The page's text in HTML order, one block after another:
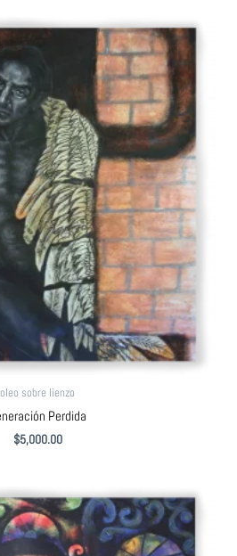
oleo sobre lienzo
Perdida
$5,000.00